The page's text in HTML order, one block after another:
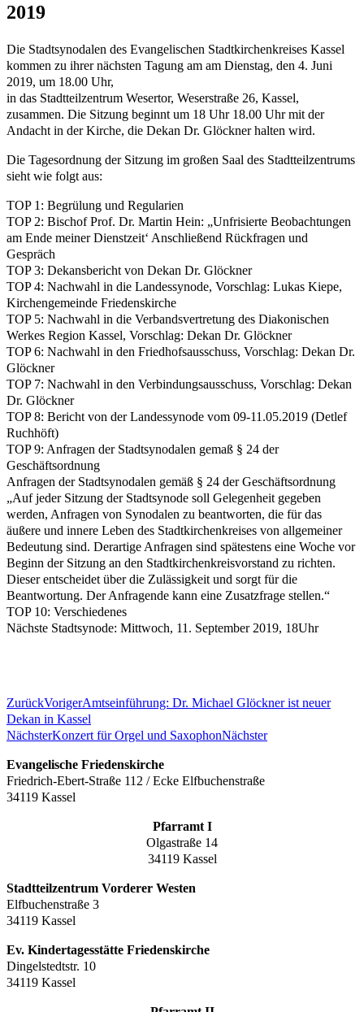
2019
Die Stadtsynodalen des Evangelischen Stadtkirchenkreises Kassel
kommen zu ihrer nächsten Tagung am am Dienstag, den 4. Juni
2019, um 18.00 Uhr,
in das Stadtteilzentrum Wesertor, Weserstraße 26, Kassel,
zusammen. Die Sitzung beginnt um 18 Uhr 18.00 Uhr mit der
Andacht in der Kirche, die Dekan Dr. Glöckner halten wird.
Die Tagesordnung der Sitzung im großen Saal des Stadtteilzentrums
sieht wie folgt aus:
TOP 1: Begrülung und Regularien
TOP 2: Bischof Prof. Dr. Martin Hein: „Unfrisierte Beobachtungen
am Ende meiner Dienstzeit‘ Anschließend Rückfragen und
Gespräch
TOP 3: Dekansbericht von Dekan Dr. Glöckner
TOP 4: Nachwahl in die Landessynode, Vorschlag: Lukas Kiepe,
Kirchengemeinde Friedenskirche
TOP 5: Nachwahl in die Verbandsvertretung des Diakonischen
Werkes Region Kassel, Vorschlag: Dekan Dr. Glöckner
TOP 6: Nachwahl in den Friedhofsausschuss, Vorschlag: Dekan Dr.
Glöckner
TOP 7: Nachwahl in den Verbindungsausschuss, Vorschlag: Dekan
Dr. Glöckner
TOP 8: Bericht von der Landessynode vom 09-11.05.2019 (Detlef
Ruchhöft)
TOP 9: Anfragen der Stadtsynodalen gemaß § 24 der
Geschäftsordnung
Anfragen der Stadtsynodalen gemäß § 24 der Geschäftsordnung
„Auf jeder Sitzung der Stadtsynode soll Gelegenheit gegeben
werden, Anfragen von Synodalen zu beantworten, die für das
äußere und innere Leben des Stadtkirchenkreises von allgemeiner
Bedeutung sind. Derartige Anfragen sind spätestens eine Woche vor
Beginn der Sitzung an den Stadtkirchenkreisvorstand zu richten.
Dieser entscheidet über die Zulässigkeit und sorgt für die
Beantwortung. Der Anfragende kann eine Zusatzfrage stellen.“
TOP 10: Verschiedenes
Nächste Stadtsynode: Mittwoch, 11. September 2019, 18Uhr
ZurückVorigerAmtseinführung: Dr. Michael Glöckner ist neuer
Dekan in Kassel
NächsterKonzert für Orgel und SaxophonNächster
Evangelische Friedenskirche
Friedrich-Ebert-Straße 112 / Ecke Elfbuchenstraße
34119 Kassel
Pfarramt I
Olgastraße 14
34119 Kassel
Stadtteilzentrum Vorderer Westen
Elfbuchenstraße 3
34119 Kassel
Ev. Kindertagesstätte Friedenskirche
Dingelstedtstr. 10
34119 Kassel